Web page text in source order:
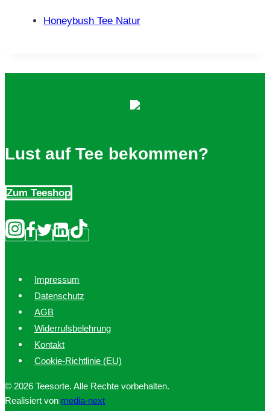
Honeybush Tee Natur
Lust auf Tee bekommen?
Zum Teeshop
Impressum
Datenschutz
AGB
Widerrufsbelehrung
Kontakt
Cookie-Richtlinie (EU)
© 2026 Teesorte. Alle Rechte vorbehalten.
Realisiert von media-next